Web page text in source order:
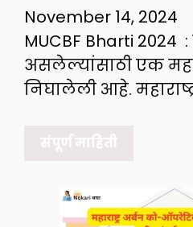
November 14, 2024
MUCBF Bharti 2024
असलेल्यांसाठी एक
निघालेली आहे.
संपूर्ण माहिती